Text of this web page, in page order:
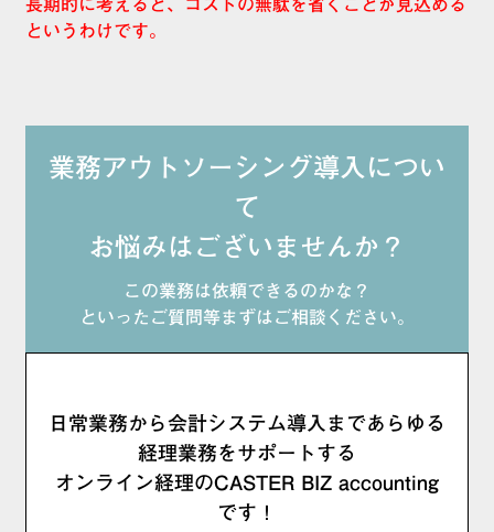
長期的に考えると、コストの無駄を省くことが見込める
というわけです。
業務アウトソーシング導入につい
て
お悩みはございませんか？
この業務は依頼できるのかな？
といったご質問等まずはご相談ください。
日常業務から会計システム導入まであらゆる
経理業務をサポートする
オンライン経理のCASTER BIZ accounting
です！